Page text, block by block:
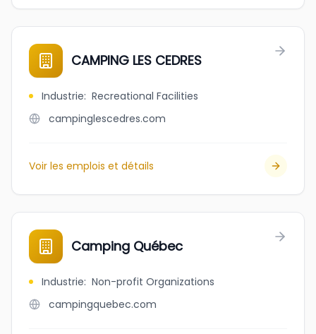
CAMPING LES CEDRES
Industrie: Recreational Facilities
campinglescedres.com
Voir les emplois et détails
Camping Québec
Industrie: Non-profit Organizations
campingquebec.com